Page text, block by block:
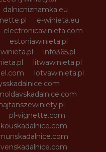
dalnicniznamka.eu
e-winieta.eu
electronicavinieta.com
estoniawinieta.pl
info365.pl
litwawinieta.pl
lotvawinieta.pl
pl-vignette.com